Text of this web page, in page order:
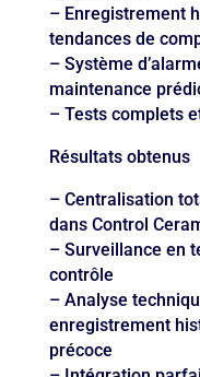
– Enregistrement
tendances de
– Système
maintenance
– Tests complets
Résultats obtenus
– Centralisation
dans Control
– Surveillance en
contrôle
– Analyse
enregistrement
précoce